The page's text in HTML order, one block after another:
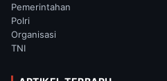
Pemerintahan
Polri
Organisasi
TNI